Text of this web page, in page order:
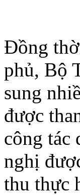
Đồng
phủ, Bộ
sung
được
công tác
nghị
thu thực